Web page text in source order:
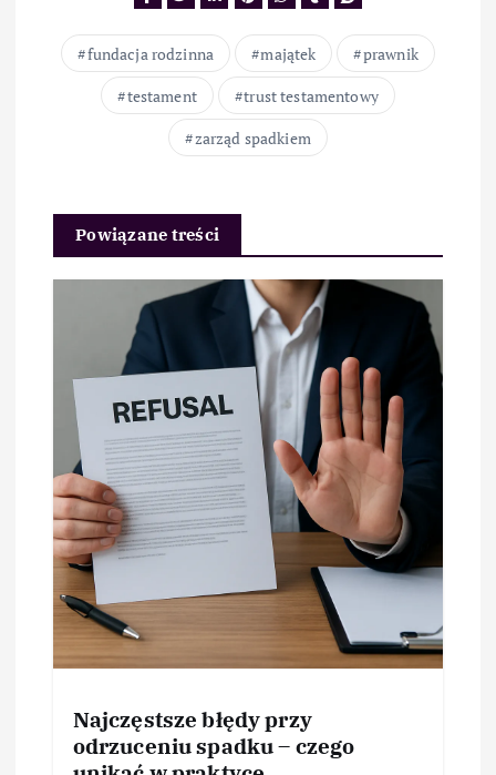
fundacja rodzinna majątek
prawnik
testament
trust testamentowy
zarząd spadkiem
Powiązane treści
Najczęstsze błędy przy
odrzuceniu spadku – czego